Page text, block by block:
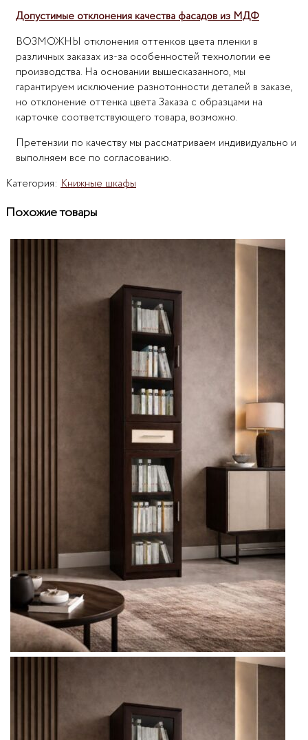
Допустимые отклонения качества фасадов из МДФ
ВОЗМОЖНЫ отклонения оттенков цвета пленки в
различных заказах из-за особенностей технологии ее
производства. На основании вышесказанного, мы
гарантируем исключение разнотонности деталей в заказе,
но отклонение оттенка цвета Заказа с образцами на
карточке соответствующего товара, возможно.
Претензии по качеству мы рассматриваем индивидуально и
выполняем все по согласованию.
Категория: Книжные шкафы
Похожие товары